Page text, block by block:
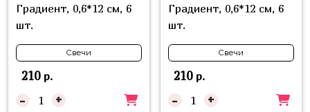
Градиент, 0,6*12 см, 6
шт.
Свечи
210р.
- +
Градиент, 0,6*12 см, 6
шт.
Свечи
210р.
- +
Фрукты
Шары
для